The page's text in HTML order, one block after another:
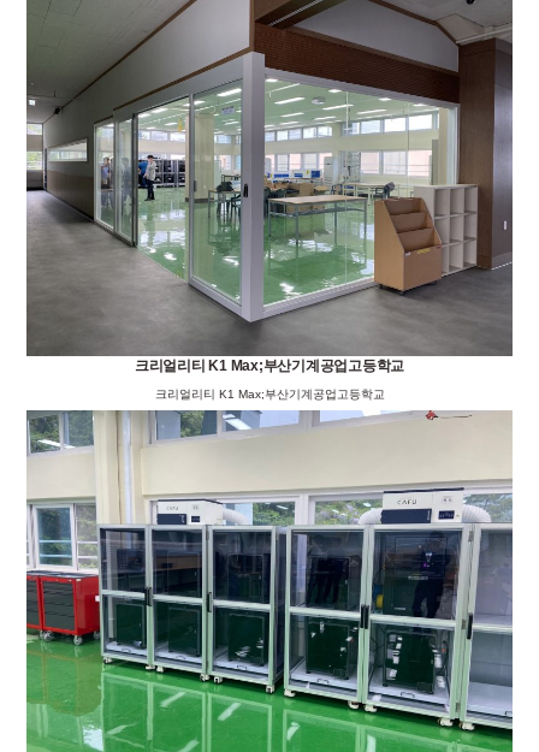
크리얼리티 K1 Max;부산기계공업고등학교
크리얼리티 K1 Max;부산기계공업고등학교